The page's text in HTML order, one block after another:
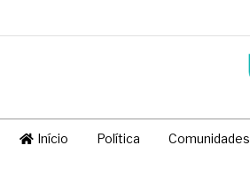
Início Política Comunidades